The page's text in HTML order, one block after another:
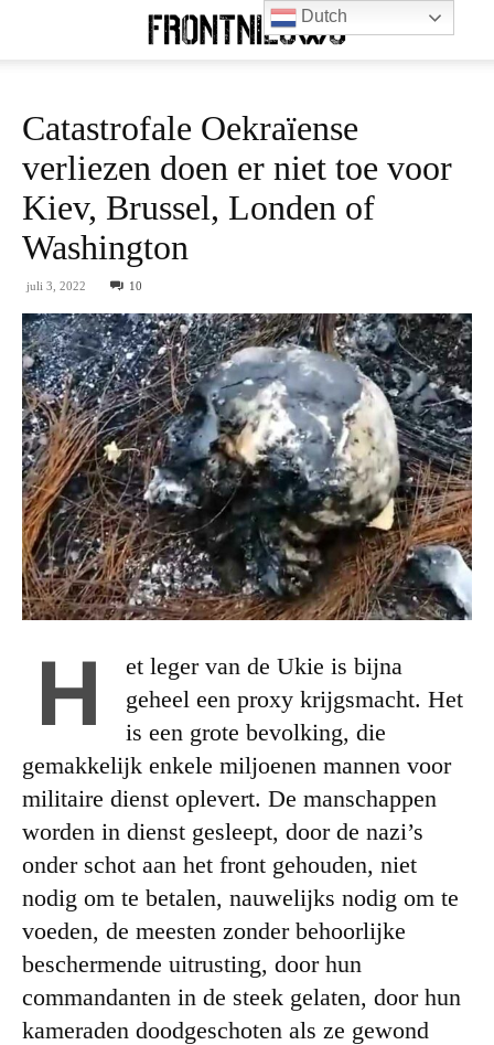
Catastrofale Oekraïense
verliezen doen er niet toe voor
Kiev, Brussel, Londen of
Washington
juli 3, 2022 10
H
et leger van de Ukie is bijna
geheel een proxy krijgsmacht. Het
is een grote bevolking, die
gemakkelijk enkele miljoenen mannen voor
militaire dienst oplevert. De manschappen
worden in dienst gesleept, door de nazi’s
onder schot aan het front gehouden, niet
nodig om te betalen, nauwelijks nodig om te
voeden, de meesten zonder behoorlijke
beschermende uitrusting, door hun
commandanten in de steek gelaten, door hun
kameraden doodgeschoten als ze gewond
Dutch